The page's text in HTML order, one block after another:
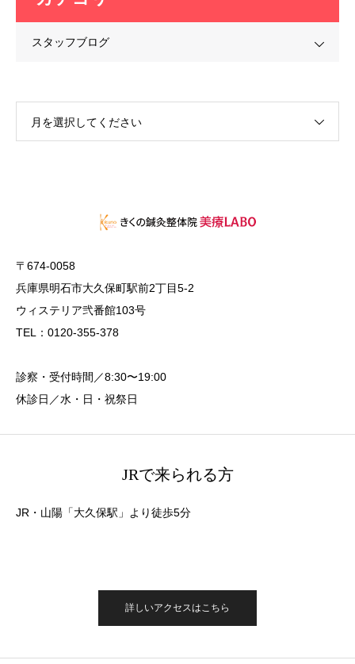
スタッフブログ
月を選択してください
〒674-0058
兵庫県明石市大久保町駅前2丁目5-2
ウィステリア弐番館103号
TEL：0120-355-378
診察・受付時間／8:30〜19:00
休診日／水・日・祝祭日
JRで来られる方
JR・山陽「大久保駅」より徒歩5分
詳しいアクセスはこちら